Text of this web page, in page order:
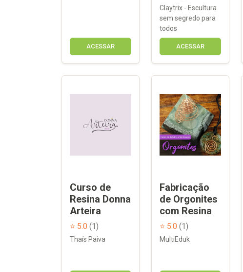
ACESSAR
Claytrix - Escultura
sem segredo para
todos
ACESSAR
Curso de
Resina Donna
Arteira
⭐ 5.0 (1)
Thaís Paiva
Fabricação
de Orgonites
com Resina
⭐ 5.0 (1)
MultiEduk